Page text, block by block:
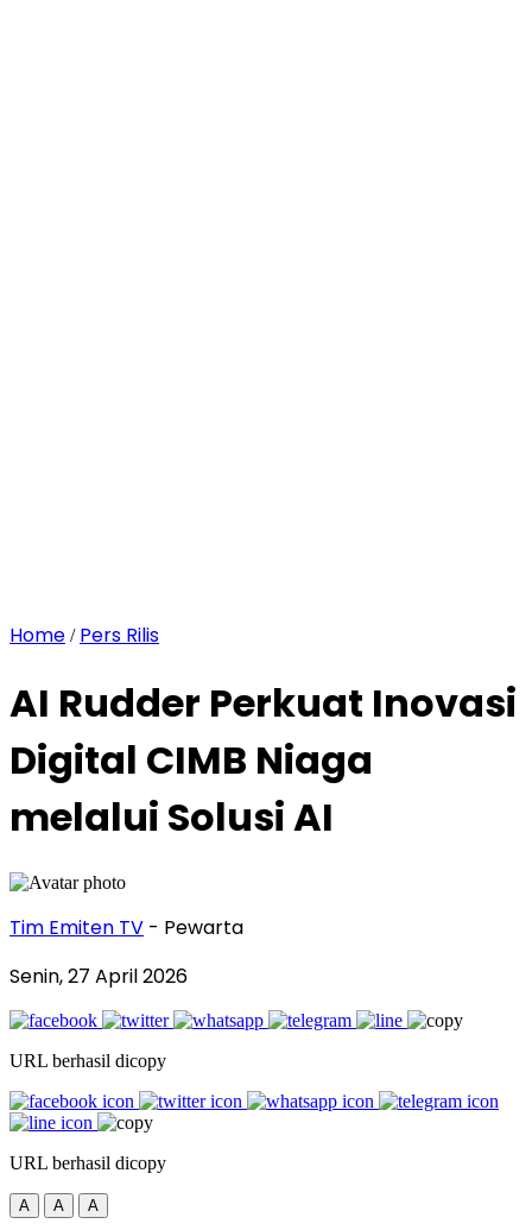
Home / Pers Rilis
AI Rudder Perkuat Inovasi
Digital CIMB Niaga
melalui Solusi AI
Tim Emiten TV - Pewarta
Senin, 27 April 2026
URL berhasil dicopy
URL berhasil dicopy
A A A